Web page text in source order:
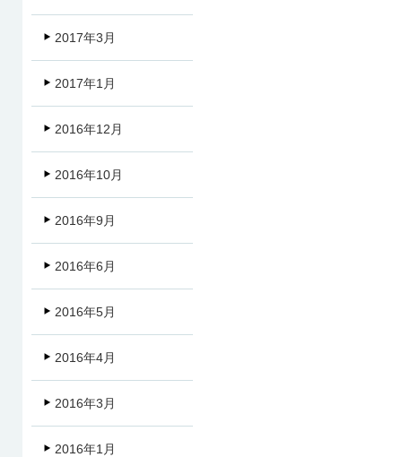
2017年3月
2017年1月
2016年12月
2016年10月
2016年9月
2016年6月
2016年5月
2016年4月
2016年3月
2016年1月